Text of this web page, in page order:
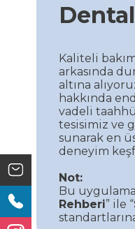
Kaliteli
arkasında
altına
hakkında
vadeli
tesisimiz ve
sunarak en
deneyim
Not:
Bu
Rehberi” ile “